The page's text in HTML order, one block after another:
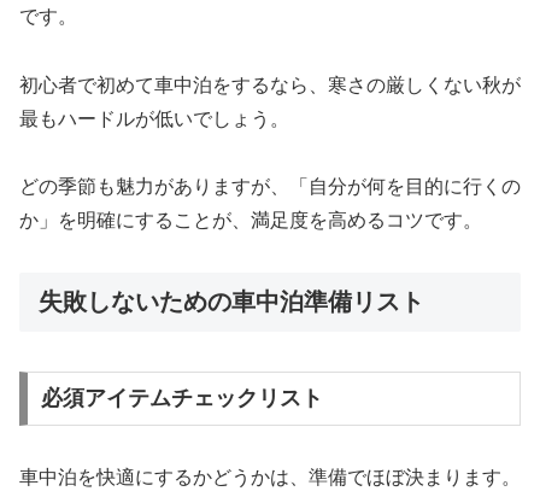
です。
初心者で初めて車中泊をするなら、寒さの厳しくない秋が
最もハードルが低いでしょう。
どの季節も魅力がありますが、「自分が何を目的に行くの
か」を明確にすることが、満足度を高めるコツです。
失敗しないための車中泊準備リスト
必須アイテムチェックリスト
車中泊を快適にするかどうかは、準備でほぼ決まります。